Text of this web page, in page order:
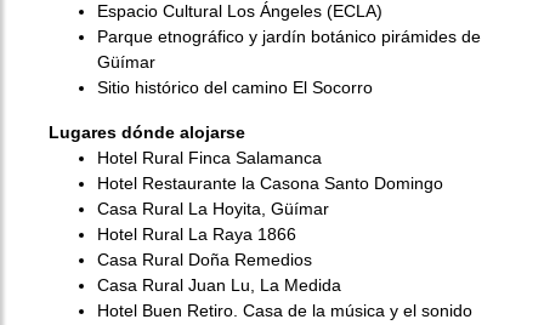
Espacio Cultural Los Ángeles (ECLA)
Parque etnográfico y jardín botánico pirámides de
Güímar
Sitio histórico del camino El Socorro
Lugares dónde alojarse
Hotel Rural Finca Salamanca
Hotel Restaurante la Casona Santo Domingo
Casa Rural La Hoyita, Güímar
Hotel Rural La Raya 1866
Casa Rural Doña Remedios
Casa Rural Juan Lu, La Medida
Hotel Buen Retiro. Casa de la música y el sonido